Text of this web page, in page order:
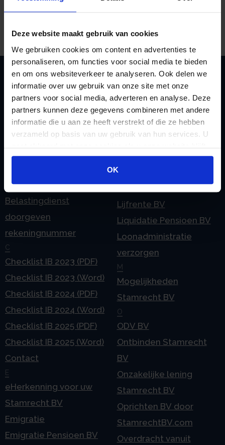
Deze website maakt gebruik van cookies
We gebruiken cookies om content en advertenties te
personaliseren, om functies voor social media te bieden
en om ons websiteverkeer te analyseren. Ook delen we
informatie over uw gebruik van onze site met onze
partners voor social media, adverteren en analyse. Deze
partners kunnen deze gegevens combineren met andere
informatie die u aan ze heeft verstrekt of die ze hebben
verzameld op basis van uw gebruik van hun services. U
gaat akkoord met onze cookies als u onze website blijft
gebruiken.
OK
ECLI:NL:GHARL:2025:594 | 03-02-2025
Zoeken
Handige links
Belastingdienst
doorgeven
rekeningnummer
C
Checklist IB 2023 (PDF)
Checklist IB 2023 (Word)
Checklist IB 2024 (PDF)
Checklist IB 2024 (Word)
Checklist IB 2025 (PDF)
Checklist IB 2025 (Word)
Contact
E
eHerkenning voor uw
Stamrecht BV
Emigratie
Emigratie Pensioen BV
Jaarstukken opstellen
L
Lijfrente BV
Liquidatie Pensioen BV
Loonadministratie
verzorgen
M
Mogelijkheden
Stamrecht BV
O
ODV BV
Ontbinden Stamrecht
BV
Onzakelijke lening
Stamrecht BV
Oprichten BV door
StamrechtBV.com
Overdracht vanuit